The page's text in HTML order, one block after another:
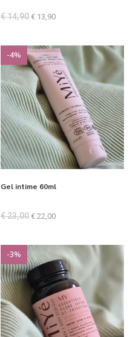
€14,90 € 13,90
-4%
Gel intime 60ml
€23,00 € 22,00
-3%